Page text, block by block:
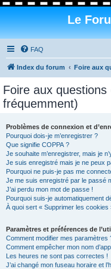
Le
FAQ
Index du forum Foire aux
Foire aux
fréquemment)
Problèmes de connexion et
Pourquoi dois-je m’enregistrer ?
Que signifie COPPA ?
Je souhaite m’enregistrer, mais je
Je suis enregistré mais je ne peux
Pourquoi ne puis-je pas me
Je me suis enregistré par le passé
J’ai perdu mon mot de passe !
Pourquoi suis-je automatiquement
À quoi sert « Supprimer les cookies
Paramètres et préférences de
Comment modifier mes paramètres
Comment empêcher mon nom
Les heures ne sont pas correctes !
J’ai changé mon fuseau horaire et